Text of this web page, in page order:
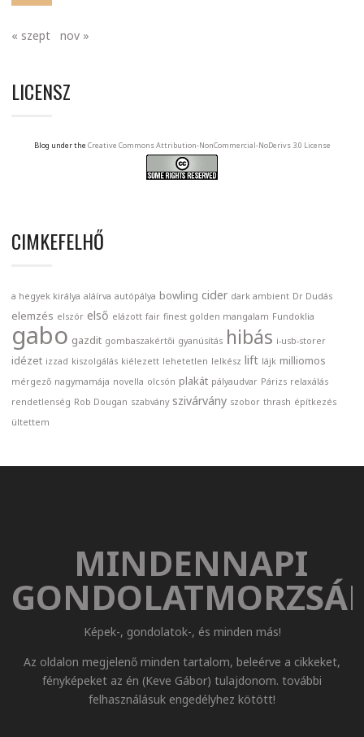
« szept nov »
LICENSZ
Blog under the Creative Commons Attribution-NonCommercial-NoDerivs 3.0 License
CIMKEFELHŐ
a hegyek királya aláírva autópálya bowling cider dark ambient Dr Dudás
elemzés elszór első elázott fair finest golden mangalam Fundoklia
gabo gazdit gombaszakértői gyanúsítás hibás i-usb-storer
idézet izzad kiszolgálás kiélezett lehetetlen lelkész lift lájk milliomos
mérgező nagymamája novella olcsón plakát pályaudvar Párizs relaxálás
rendetlenség Rob Dougan szabvány szivárvány szobor thrash építkezés
ültettem
MINDENNAPI
Képek-, gondolatok-, és minden más!
Az oldalon megjelenő minden tartalom, beleérve a cikkeket,
fényképeket az én (Keve Gábor) tulajdonom. további
felhasználásuk engedélyhez kötött!